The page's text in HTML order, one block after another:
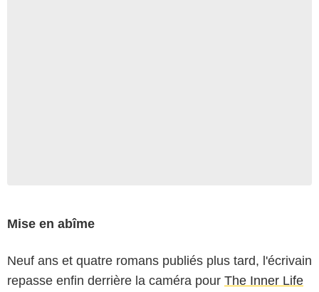
Mise en abîme
Neuf ans et quatre romans publiés plus tard, l'écrivain
repasse enfin derrière la caméra pour The Inner Life